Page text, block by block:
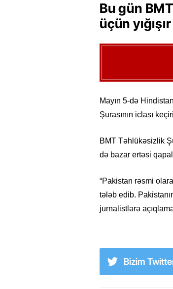
Bu gün
üçün yığışır
Mayın 5-də
Şurasının iclası
BMT Təhlükəsizlik
də bazar ertəsi
“Pakistan rəsmi
tələb edib.
jurnalistlərə
Bizim